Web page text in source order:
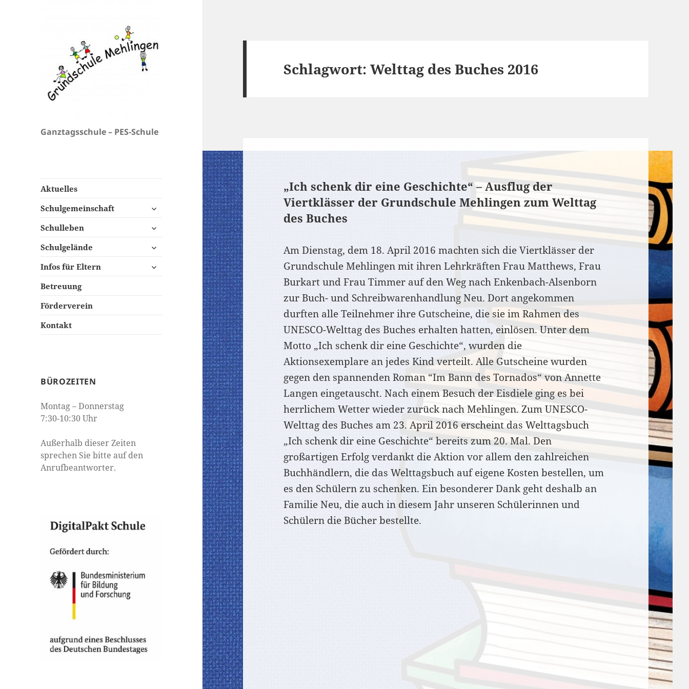
Ganztagsschule – PES-Schule
Aktuelles
Schulgemeinschaft
untermenü
Schulleben
untermenü
Schulgelände
untermenü
Infos für Eltern
untermenü
Betreuung
Förderverein
Kontakt
BÜROZEITEN
Montag – Donnerstag
7:30-10:30 Uhr
Außerhalb dieser Zeiten
sprechen Sie bitte auf den
Anrufbeantworter.
Schlagwort:Welttag des Buches 2016
„Ich schenk dir eine Geschichte“ – Ausflug der
Viertklässer der Grundschule Mehlingen zum Welttag
des Buches
Am Dienstag, dem 18. April 2016 machten sich die Viertklässer der
Grundschule Mehlingen mit ihren Lehrkräften Frau Matthews, Frau
Burkart und Frau Timmer auf den Weg nach Enkenbach-Alsenborn
zur Buch- und Schreibwarenhandlung Neu. Dort angekommen
durften alle Teilnehmer ihre Gutscheine, die sie im Rahmen des
UNESCO-Welttag des Buches erhalten hatten, einlösen. Unter dem
Motto „Ich schenk dir eine Geschichte“, wurden die
Aktionsexemplare an jedes Kind verteilt. Alle Gutscheine wurden
gegen den spannenden Roman “Im Bann des Tornados“ von Annette
Langen eingetauscht. Nach einem Besuch der Eisdiele ging es bei
herrlichem Wetter wieder zurück nach Mehlingen. Zum UNESCO-
Welttag des Buches am 23. April 2016 erscheint das Welttagsbuch
„Ich schenk dir eine Geschichte“ bereits zum 20. Mal. Den
großartigen Erfolg verdankt die Aktion vor allem den zahlreichen
Buchhändlern, die das Welttagsbuch auf eigene Kosten bestellen, um
es den Schülern zu schenken. Ein besonderer Dank geht deshalb an
Familie Neu, die auch in diesem Jahr unseren Schülerinnen und
Schülern die Bücher bestellte.